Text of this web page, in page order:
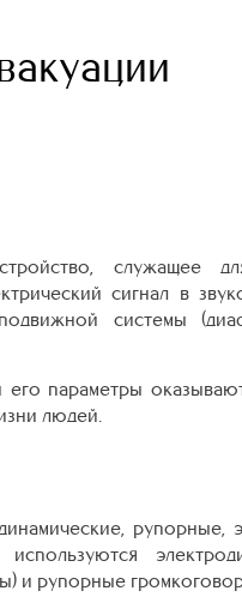
служащее
сигнал в
системы
его параметры
людей.
рупорные,
и рупорные